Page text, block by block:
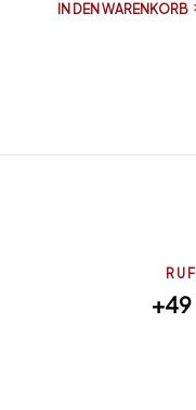
IN DEN WARENKORB
+49